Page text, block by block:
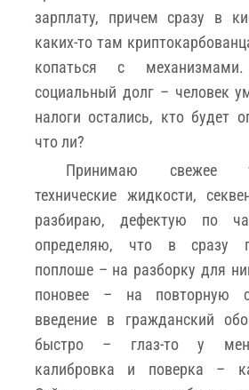
зарплату, причем сразу в
каких-то там
копаться с
социальный долг – человек
налоги остались, кто будет
что ли?
Принимаю свежее
технические жидкости,
разбираю, дефектую по
определяю, что в сразу
поплоше – на разборку для
поновее – на повторную
введение в гражданский
быстро – глаз-то у
калибровка и поверка –